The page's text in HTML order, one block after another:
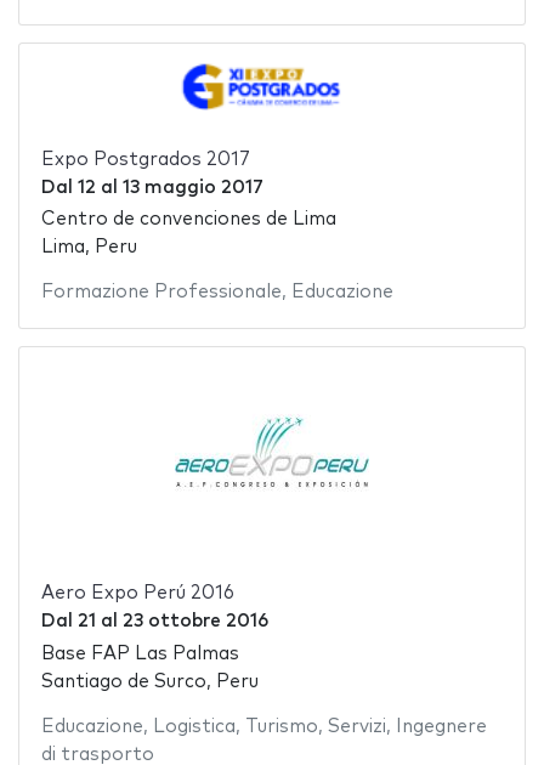
Expo Postgrados 2017
Dal 12 al 13 maggio 2017
Centro de convenciones de Lima
Lima, Peru
Formazione Professionale, Educazione
Aero Expo Perú 2016
Dal 21 al 23 ottobre 2016
Base FAP Las Palmas
Santiago de Surco, Peru
Educazione, Logistica, Turismo, Servizi,
Ingegnere
di trasporto